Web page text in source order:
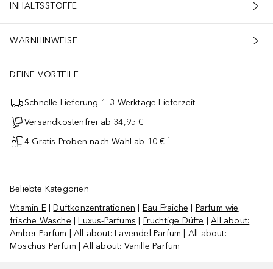
INHALTSSTOFFE
WARNHINWEISE
DEINE VORTEILE
Schnelle Lieferung 1–3 Werktage Lieferzeit
Versandkostenfrei ab 34,95 €
4 Gratis-Proben nach Wahl ab 10 € ¹
Beliebte Kategorien
Vitamin E|Duftkonzentrationen Eau Fraiche
Parfum wie
frische Wäsche |Luxus-Parfums Fruchtige Düfte |All about:
Amber Parfum |All about: Lavendel Parfum
All about:
Moschus Parfum |All about: Vanille Parfum